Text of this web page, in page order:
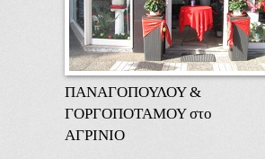
ΠΑΝΑΓΟΠΟΥΛΟΥ &
ΓΟΡΓΟΠΟΤΑΜΟΥ στο
ΑΓΡΙΝΙΟ